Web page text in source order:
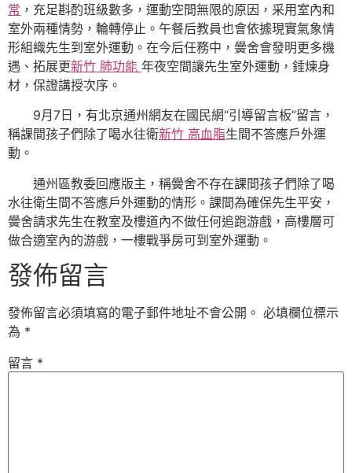
常 ，充足斟酌班級數多，運動空間無限的原因，采用室內和
室外兩種情勢，輪轉停止。午餐后教員也會依據現實氣象情
形組織先生到室外運動。在今后任務中，黌舍會發明更多機
遇、拓展更新竹 肺功能 年夜空間讓先生室外運動，錘煉身
材，保證講授次序。
9月7日，有北京通州網友在國民網“引導留言板”留言，
稱課間孩子們除了喝水往衛新竹 高血脂生間不答應戶外運
動。
通州區教委回應版主，稱黌舍不存在課間孩子們除了喝
水往衛生間不答應戶外運動的情形。課間為確保先生平安，
黌舍請求先生在教室及樓道內不做任何追跑游戲，高樓層可
做合適室內的游戲，一樓戰爭房可到室外運動。
發佈留言
發佈留言必須填寫的電子郵件地址不會公開。 必填欄位標示
為 *
留言 *